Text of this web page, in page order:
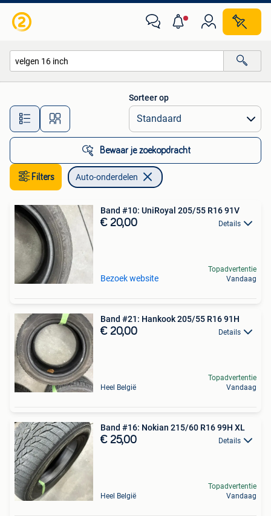
Alle afstanden…
Sorteer op
Bewaar je zoekopdracht
Filters Auto-onderdelen
Band #10: UniRoyal 205/55 R16 91V
€ 20,00 Details
Bezoek website
Topadvertentie
Vandaag
Band #21: Hankook 205/55 R16 91H
€ 20,00 Details
Heel België
Topadvertentie
Vandaag
Band #16: Nokian 215/60 R16 99H XL
€ 25,00 Details
Heel België
Topadvertentie
Vandaag